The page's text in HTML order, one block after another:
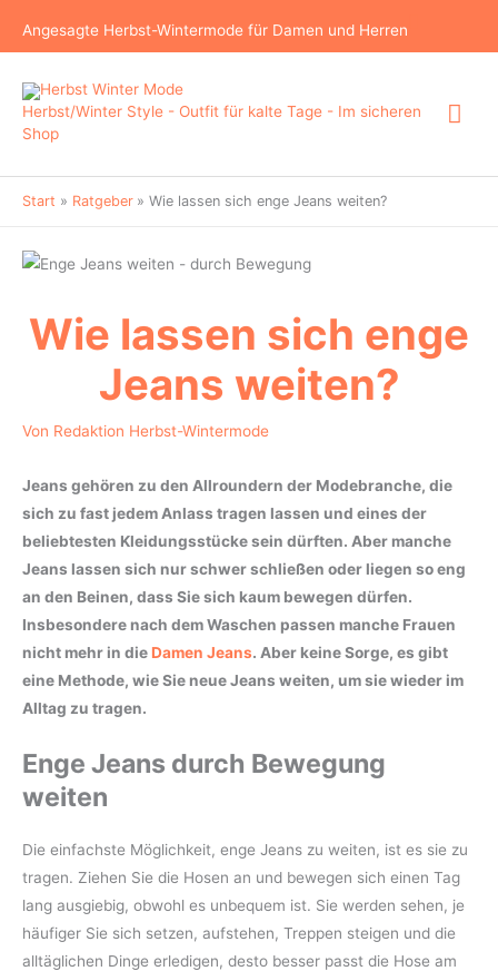
Inhalt
Angesagte Herbst-Wintermode für Damen und Herren
Herbst/Winter Style - Outfit für kalte Tage - Im sicheren
Shop
Start Ratgeber Wie lassen sich enge Jeans weiten?
Wie lassen sich enge
Jeans weiten?
Von Redaktion Herbst-Wintermode
Jeans gehören zu den Allroundern der Modebranche, die
sich zu fast jedem Anlass tragen lassen und eines der
beliebtesten Kleidungsstücke sein dürften. Aber manche
Jeans lassen sich nur schwer schließen oder liegen so eng
an den Beinen, dass Sie sich kaum bewegen dürfen.
Insbesondere nach dem Waschen passen manche Frauen
nicht mehr in dieDamen Jeans. Aber keine Sorge, es gibt
eine Methode, wie Sie neue Jeans weiten, um sie wieder im
Alltag zu tragen.
Enge Jeans durch Bewegung
weiten
Die einfachste Möglichkeit, enge Jeans zu weiten, ist es sie zu
tragen. Ziehen Sie die Hosen an und bewegen sich einen Tag
lang ausgiebig, obwohl es unbequem ist. Sie werden sehen, je
häufiger Sie sich setzen, aufstehen, Treppen steigen und die
alltäglichen Dinge erledigen, desto besser passt die Hose am